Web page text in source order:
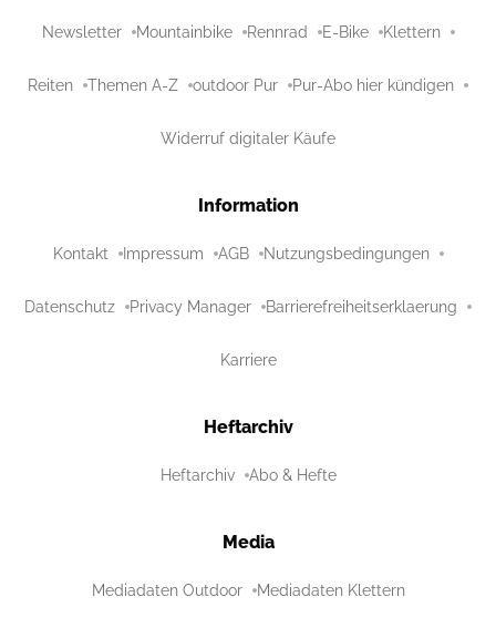
Newsletter Mountainbike Rennrad E-Bike Klettern
Reiten Themen A-Z outdoor Pur Pur-Abo hier kündigen
Widerruf digitaler Käufe
Information
Kontakt Impressum AGB Nutzungsbedingungen
Datenschutz Privacy Manager Barrierefreiheitserklaerung
Karriere
Heftarchiv
Heftarchiv Abo & Hefte
Media
Mediadaten Outdoor Mediadaten Klettern